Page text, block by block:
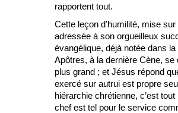
rapportent tout.
Cette leçon d’humilité, mise
adressée à son orgueilleux
évangélique, déjà notée dans
Apôtres, à la dernière Cène,
plus grand ; et Jésus répond
exercé sur autrui est propre
hiérarchie chrétienne, c’est
chef est tel pour le service